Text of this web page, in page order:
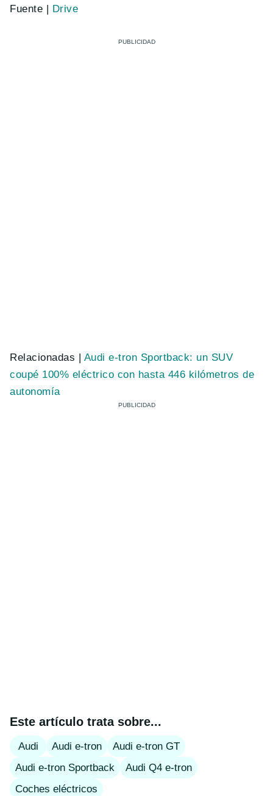
Fuente | Drive
Relacionadas | Audi e-tron Sportback: un SUV
coupé 100% eléctrico con hasta 446 kilómetros de
autonomía
Este artículo trata sobre...
Audi Audi e-tron
Audi e-tron GT
Audi e-tron Sportback
Audi Q4 e-tron
Coches eléctricos